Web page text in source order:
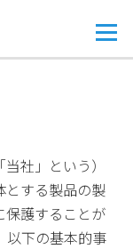
メ
ニ
社」という）
とする製品の製
保護することが
以下の基本的事